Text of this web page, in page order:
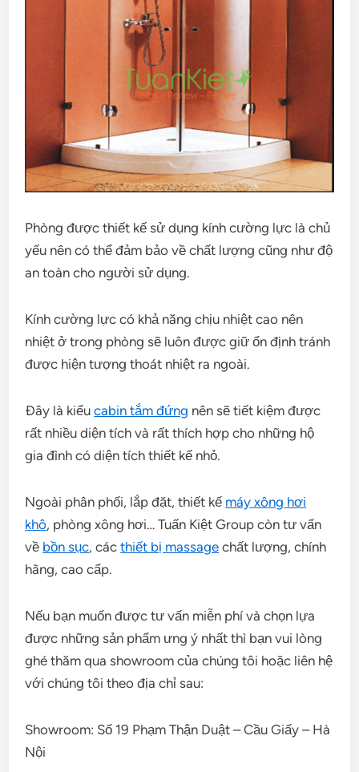
Phòng được thiết kế sử dụng kính cường lực là chủ
yếu nên có thể đảm bảo về chất lượng cũng như độ
an toàn cho người sử dụng.
Kính cường lực có khả năng chịu nhiệt cao nên
nhiệt ở trong phòng sẽ luôn được giữ ổn định tránh
được hiện tượng thoát nhiệt ra ngoài.
Đây là kiểucabin tắm đứng nên sẽ tiết kiệm được
rất nhiều diện tích và rất thích hợp cho những hộ
gia đình có diện tích thiết kế nhỏ.
Ngoài phân phối, lắp đặt, thiết kế máy xông hơi
khô, phòng xông hơi… Tuấn Kiệt Group còn tư vấn
về bồn sục, cácthiết bị massage chất lượng, chính
hãng, cao cấp.
Nếu bạn muốn được tư vấn miễn phí và chọn lựa
được những sản phẩm ưng ý nhất thì bạn vui lòng
ghé thăm qua showroom của chúng tôi hoặc liên hệ
với chúng tôi theo địa chỉ sau:
Showroom: Số 19 Phạm Thận Duật – Cầu Giấy – Hà
Nội